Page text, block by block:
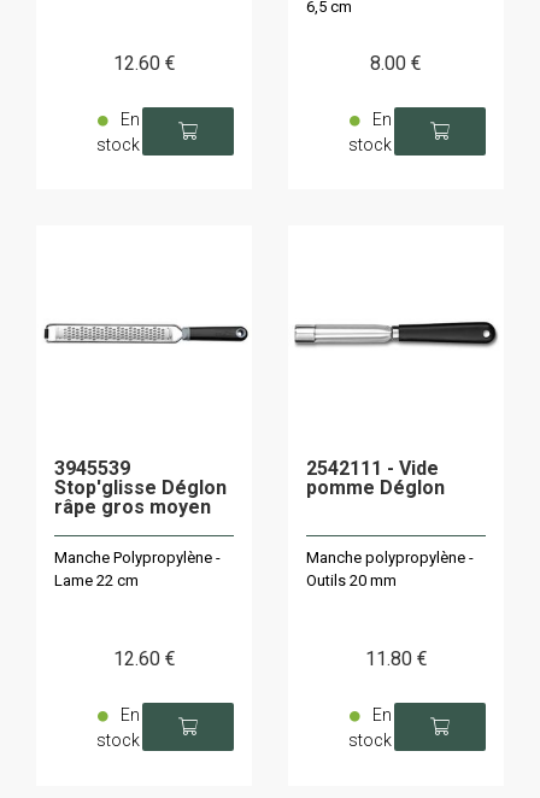
12.60 €
En
stock
6,5 cm
8.00 €
En
stock
3945539
Stop'glisse Déglon
râpe gros moyen
Manche Polypropylène -
Lame 22 cm
12.60 €
En
stock
2542111 - Vide
pomme Déglon
Manche polypropylène -
Outils 20 mm
11.80 €
En
stock